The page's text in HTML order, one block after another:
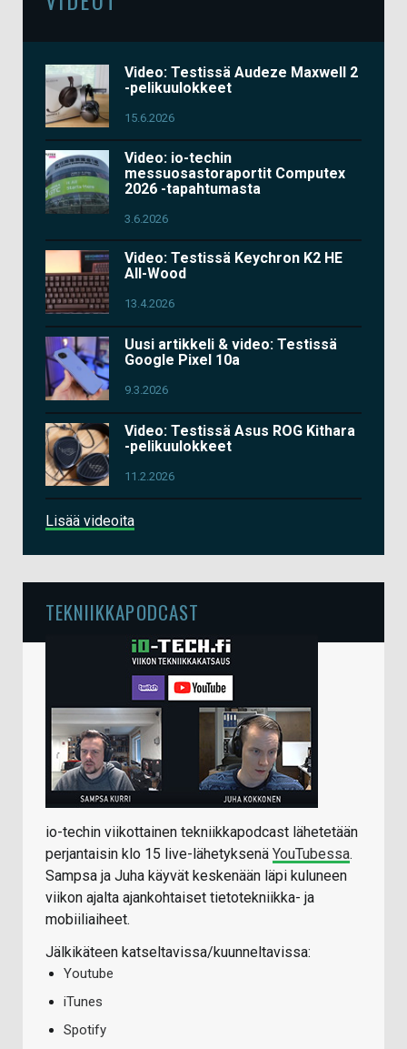
Video: Testissä Audeze Maxwell 2
-pelikuulokkeet
15.6.2026
Video: io-techin
messuosastoraportit Computex
2026 -tapahtumasta
3.6.2026
Video: Testissä Keychron K2 HE
All-Wood
13.4.2026
Uusi artikkeli & video: Testissä
Google Pixel 10a
9.3.2026
Video: Testissä Asus ROG Kithara
-pelikuulokkeet
11.2.2026
Lisää videoita
TEKNIIKKAPODCAST
io-techin viikottainen tekniikkapodcast lähetetään
perjantaisin klo 15 live-lähetyksenä YouTubessa.
Sampsa ja Juha käyvät keskenään läpi kuluneen
viikon ajalta ajankohtaiset tietotekniikka- ja
mobiiliaiheet.
Jälkikäteen katseltavissa/kuunneltavissa:
Youtube
iTunes
Spotify